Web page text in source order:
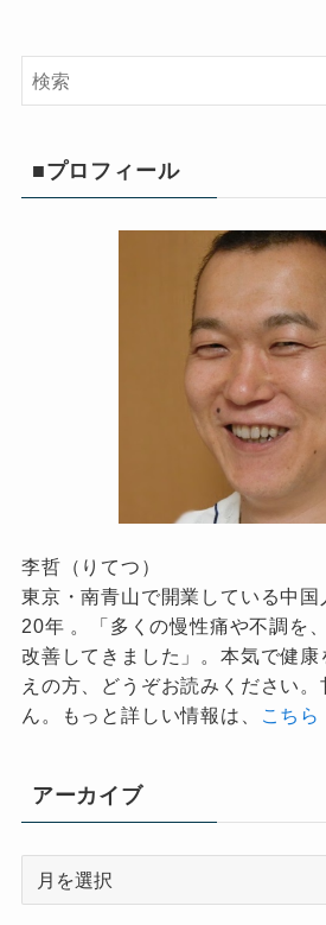
■プロフィール
李哲（りてつ）
東京・南青山で開業している中
20年 。「多くの慢性痛や不調を
改善してきました」。本気で健
えの方、どうぞお読みください
ん。もっと詳しい情報は、
こちら
アーカイブ